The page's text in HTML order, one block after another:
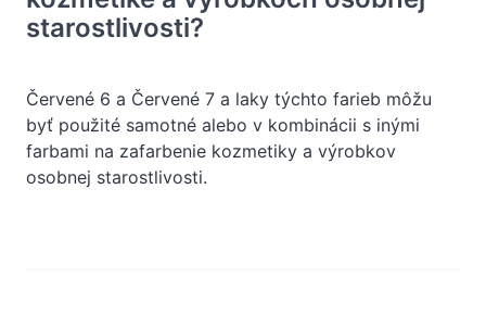
starostlivosti?
Červené 6 a Červené 7 a laky týchto farieb môžu
byť použité samotné alebo v kombinácii s inými
farbami na zafarbenie kozmetiky a výrobkov
osobnej starostlivosti.